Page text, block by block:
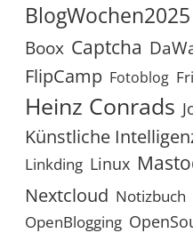
BlogWochen2025
Boox Captcha
FlipCamp Fotoblog
Heinz Conrads
Künstliche
Linkding Linux
Nextcloud Notizbuch
OpenBlogging